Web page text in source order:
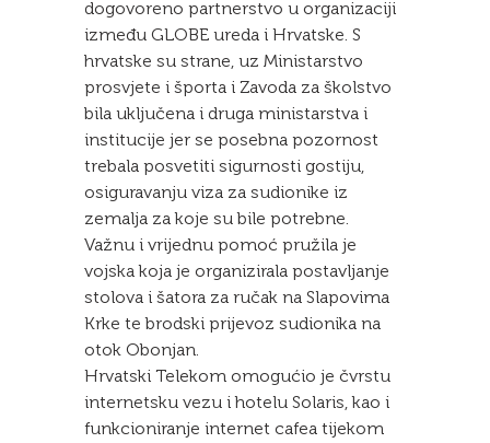
dogovoreno partnerstvo u organizaciji
između GLOBE ureda i Hrvatske. S
hrvatske su strane, uz Ministarstvo
prosvjete i športa i Zavoda za školstvo
bila uključena i druga ministarstva i
institucije jer se posebna pozornost
trebala posvetiti sigurnosti gostiju,
osiguravanju viza za sudionike iz
zemalja za koje su bile potrebne.
Važnu i vrijednu pomoć pružila je
vojska koja je organizirala postavljanje
stolova i šatora za ručak na Slapovima
Krke te brodski prijevoz sudionika na
otok Obonjan.
Hrvatski Telekom omogućio je čvrstu
internetsku vezu i hotelu Solaris, kao i
funkcioniranje internet cafea tijekom